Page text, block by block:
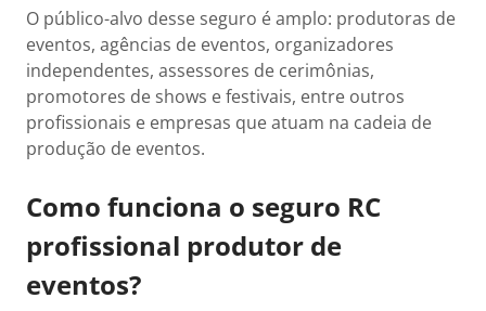
O público-alvo desse seguro é amplo: produtoras de
eventos, agências de eventos, organizadores
independentes, assessores de cerimônias,
promotores de shows e festivais, entre outros
profissionais e empresas que atuam na cadeia de
produção de eventos.
Como funciona o seguro RC
profissional produtor de
eventos?